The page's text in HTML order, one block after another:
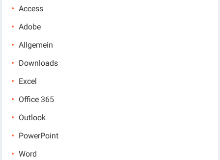
Access
Adobe
Allgemein
Downloads
Excel
Office 365
Outlook
PowerPoint
Word